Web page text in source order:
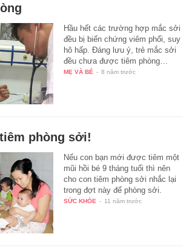
Hầu hết các trường hợp mắc sởi
đều bị biến chứng viêm phổi, suy
hô hấp. Đáng lưu ý, trẻ mắc sởi
đều chưa được tiêm phòng…
MẸ VÀ BÉ - 8 năm trước
phòng sởi!
Nếu con bạn mới được tiêm một
mũi hồi bé 9 tháng tuổi thì nên
cho con tiêm phòng sởi nhắc lại
trong đợt này để phòng sởi.
SỨC KHỎE - 11 năm trước